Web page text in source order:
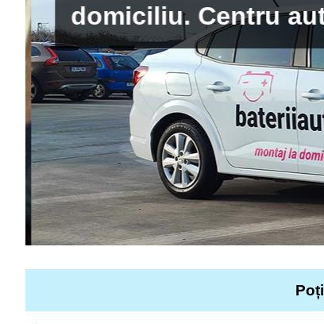
domiciliu. Centru